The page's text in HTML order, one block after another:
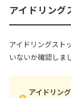
アイドリング
アイドリングスト
いないか確認しま
アイドリン